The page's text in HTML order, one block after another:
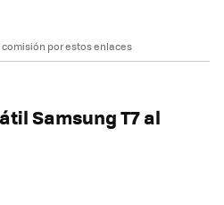
comisión por estos enlaces
Samsung T7 al